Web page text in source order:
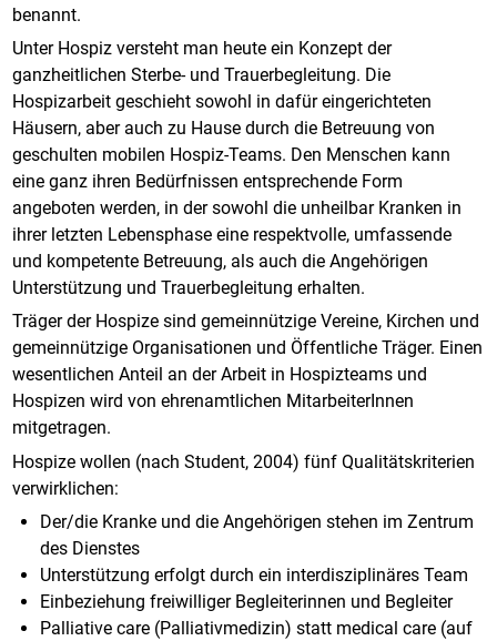
benannt.
Unter Hospiz versteht man heute ein Konzept der
ganzheitlichen Sterbe- und Trauerbegleitung. Die
Hospizarbeit geschieht sowohl in dafür eingerichteten
Häusern, aber auch zu Hause durch die Betreuung von
geschulten mobilen Hospiz-Teams. Den Menschen kann
eine ganz ihren Bedürfnissen entsprechende Form
angeboten werden, in der sowohl die unheilbar Kranken in
ihrer letzten Lebensphase eine respektvolle, umfassende
und kompetente Betreuung, als auch die Angehörigen
Unterstützung und Trauerbegleitung erhalten.
Träger der Hospize sind gemeinnützige Vereine, Kirchen und
gemeinnützige Organisationen und Öffentliche Träger. Einen
wesentlichen Anteil an der Arbeit in Hospizteams und
Hospizen wird von ehrenamtlichen MitarbeiterInnen
mitgetragen.
Hospize wollen (nach Student, 2004) fünf Qualitätskriterien
verwirklichen:
Der/die Kranke und die Angehörigen stehen im Zentrum
des Dienstes
Unterstützung erfolgt durch ein interdisziplinäres Team
Einbeziehung freiwilliger Begleiterinnen und Begleiter
Palliative care (Palliativmedizin) statt medical care (auf